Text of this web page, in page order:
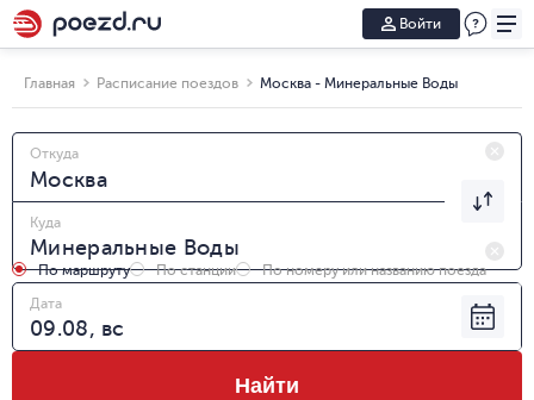
Войти
Главная Расписание поездов Москва - Минеральные Воды
Откуда
Куда
По маршруту По станции
По номеру или названию поезда
Дата
Найти